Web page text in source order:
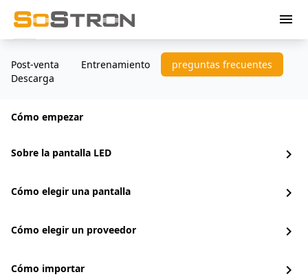
menu
Post-venta Entrenamiento
preguntas frecuentes
Descarga
Cómo empezar
Sobre la pantalla LED chevron_right
Cómo elegir una pantalla chevron_right
Cómo elegir un proveedor chevron_right
Cómo importar chevron_right